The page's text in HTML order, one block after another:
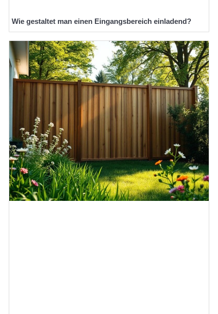
Wie gestaltet man einen Eingangsbereich einladend?